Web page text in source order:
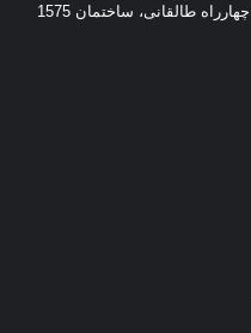
آدرس : تهران ، خیابان ولیعصر(عج)، جنب چهارراه طالقانی، ساختمان 1575